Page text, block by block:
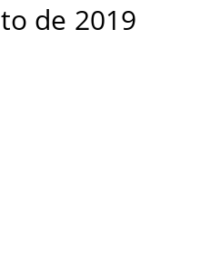
de 2019